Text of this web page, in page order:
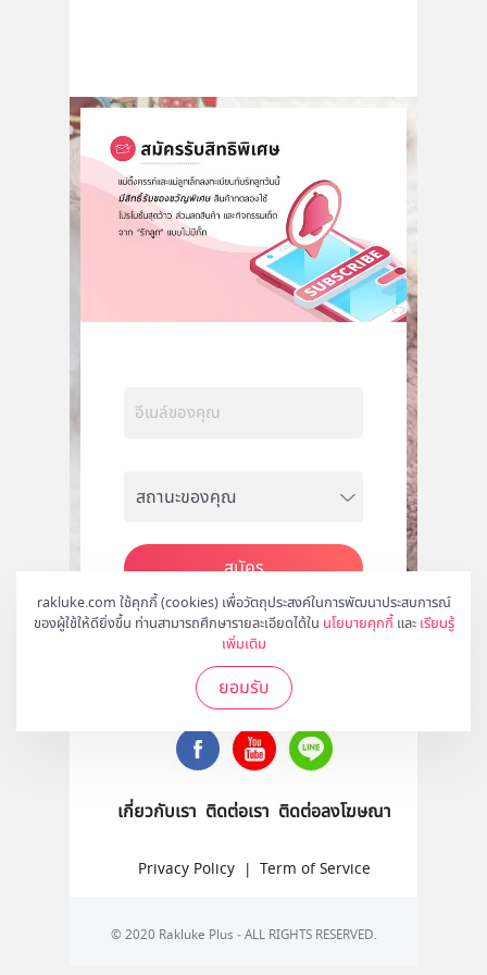
rakluke.com ใช้คุกกี้ (cookies) เพื่อวัตถุประสงค์ในการพัฒนาประสบการณ์
ของผู้ใช้ให้ดียิ่งขึ้น ท่านสามารถศึกษารายละเอียดได้ใน นโยบายคุกกี้ และ เรียนรู้
เพิ่มเติม
ยอมรับ
สมัคร
ติดตามเราได้ที่
เกี่ยวกับเรา ติดต่อเรา ติดต่อลงโฆษณา
Privacy Policy | Term of Service
© 2020 Rakluke Plus - ALL RIGHTS RESERVED.